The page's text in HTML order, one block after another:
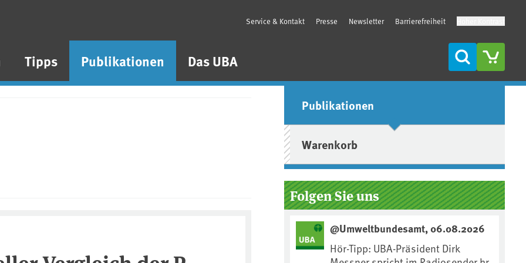
Tipps Publikationen Das UBA
Service & Kontakt Presse Newsletter Barrierefreiheit
Suche
Seitenleiste
Publikationen
Warenkorb
Folgen Sie uns
@Umweltbundesamt, 06.08.2026
Hör-Tipp: UBA-Präsident Dirk